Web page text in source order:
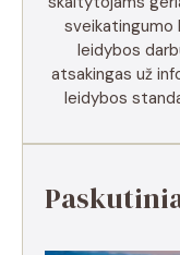
sveikatingumo
leidybos
atsakingas už
leidybos